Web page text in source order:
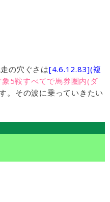
の穴ぐさは[4.6.12.83](複
象5鞍すべてで馬券圏内(ダ
。その波に乗っていきたい